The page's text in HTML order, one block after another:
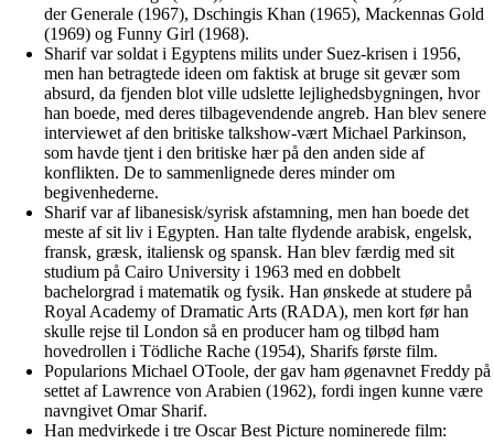
der Generale (1967), Dschingis Khan (1965), Mackennas Gold
(1969) og Funny Girl (1968).
Sharif var soldat i Egyptens milits under Suez-krisen i 1956,
men han betragtede ideen om faktisk at bruge sit gevær som
absurd, da fjenden blot ville udslette lejlighedsbygningen, hvor
han boede, med deres tilbagevendende angreb. Han blev senere
interviewet af den britiske talkshow-vært Michael Parkinson,
som havde tjent i den britiske hær på den anden side af
konflikten. De to sammenlignede deres minder om
begivenhederne.
Sharif var af libanesisk/syrisk afstamning, men han boede det
meste af sit liv i Egypten. Han talte flydende arabisk, engelsk,
fransk, græsk, italiensk og spansk. Han blev færdig med sit
studium på Cairo University i 1963 med en dobbelt
bachelorgrad i matematik og fysik. Han ønskede at studere på
Royal Academy of Dramatic Arts (RADA), men kort før han
skulle rejse til London så en producer ham og tilbød ham
hovedrollen i Tödliche Rache (1954), Sharifs første film.
Popularions Michael OToole, der gav ham øgenavnet Freddy på
settet af Lawrence von Arabien (1962), fordi ingen kunne være
navngivet Omar Sharif.
Han medvirkede i tre Oscar Best Picture nominerede film: